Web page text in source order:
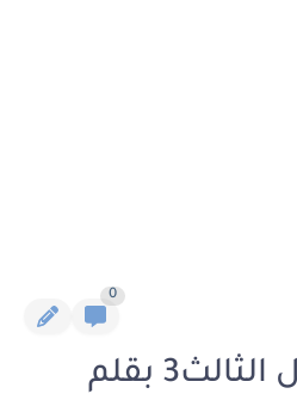
0
رواية تاج الفصل الثالث3 بقلم